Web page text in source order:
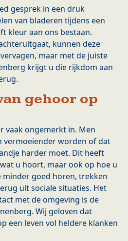
gesprek in een druk
van bladeren tijdens een
kleur aan ons bestaan.
kunnen deze
maar met de juiste
krijgt u die rijkdom aan
gehoor op
vaak ongemerkt in. Men
vermoeiender worden of dat
harder moet. Dit heeft
u hoort, maar ook op hoe u
minder goed horen, trekken
uit sociale situaties. Het
met de omgeving is de
Wij geloven dat
een leven vol heldere klanken